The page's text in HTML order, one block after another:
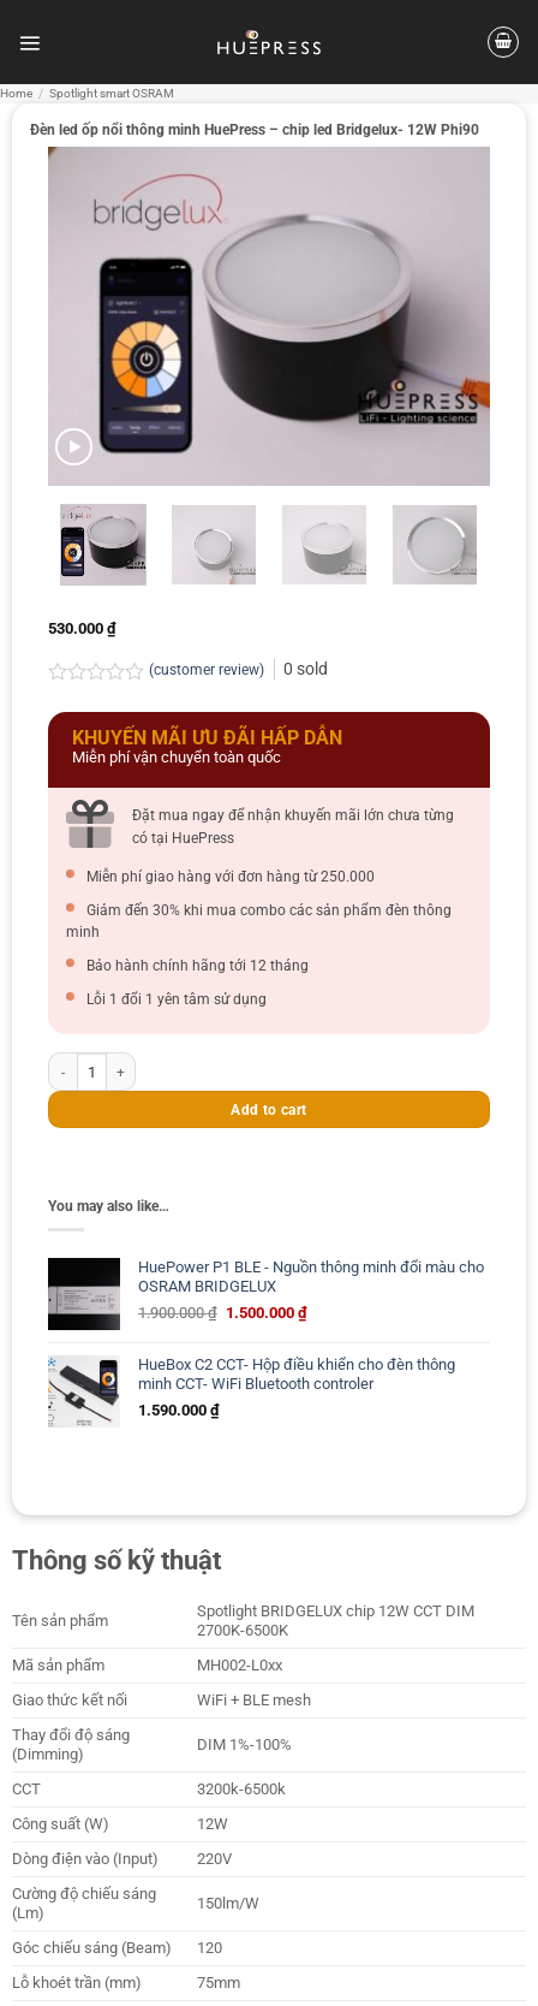
Home / Spotlight smart OSRAM
Đèn led ốp nổi thông minh HuePress – chip led Bridgelux- 12W Phi90
530.000 ₫
0.0
(customer review) 0 sold
KHUYẾN MÃI ƯU ĐÃI HẤP DẪN
Miễn phí vận chuyển toàn quốc
Đặt mua ngay để nhận khuyến mãi lớn chưa từng
có tại HuePress
Miễn phí giao hàng với đơn hàng từ 250.000
Giảm đến 30% khi mua combo các sản phẩm đèn thông
minh
Bảo hành chính hãng tới 12 tháng
Lỗi 1 đổi 1 yên tâm sử dụng
Đèn led ốp nổi thông minh HuePress - chip led Bridgelux- 12W Phi90
Add to cart
You may also like…
HuePower P1 BLE - Nguồn thông minh đổi màu cho
OSRAM BRIDGELUX
1.900.000₫ Original
1.900.000 ₫.
1.500.000 ₫Current
1.500.000 ₫.
HueBox C2 CCT- Hộp điều khiển cho đèn thông
minh CCT- WiFi Bluetooth controler
1.590.000 ₫
Thông số kỹ thuật
Tên sản phẩm
Spotlight BRIDGELUX chip 12W CCT DIM
2700K-6500K
Mã sản phẩm
MH002-L0xx
Giao thức kết nối
WiFi + BLE mesh
Thay đổi độ sáng
(Dimming)
DIM 1%-100%
CCT
3200k-6500k
Công suất (W)
12W
Dòng điện vào (Input)
220V
Cường độ chiếu sáng
(Lm)
150lm/W
Góc chiếu sáng (Beam)
120
Lỗ khoét trần (mm)
75mm